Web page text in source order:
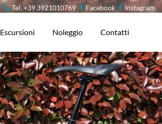
Tel. +39 3921010769 Facebook Instagram
Escursioni Noleggio Contatti